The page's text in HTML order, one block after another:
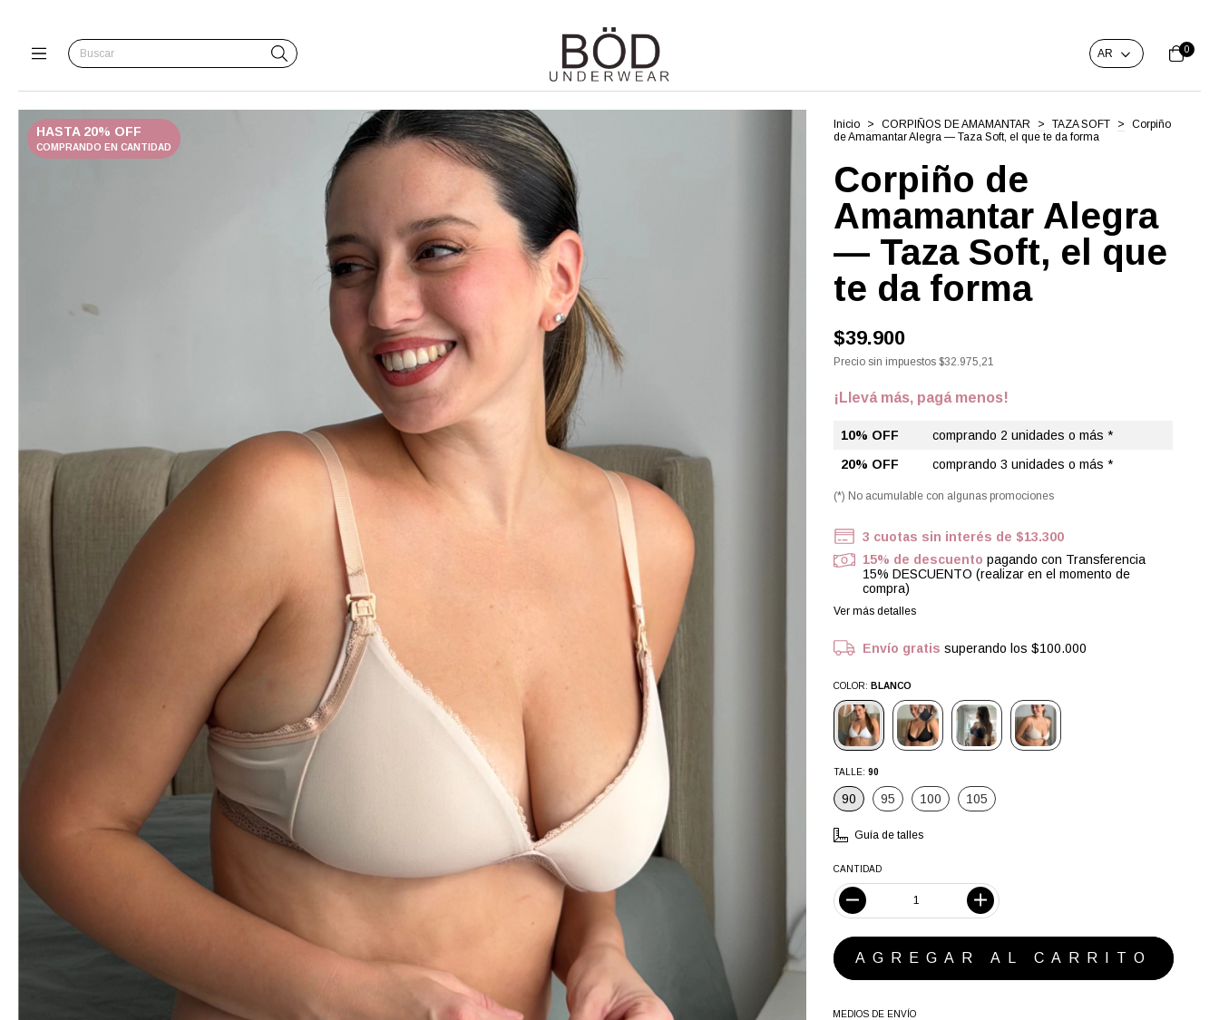
0
HASTA 20% OFF
COMPRANDO EN CANTIDAD
Inicio > CORPIÑOS DE AMAMANTAR > TAZA SOFT >
Corpiño
de Amamantar Alegra — Taza Soft, el que te da forma
Corpiño de
Amamantar Alegra
— Taza Soft, el que
te da forma
$39.900
Precio sin impuestos$32.975,21
¡Llevá más, pagá menos!
10% OFF
comprando 2 unidades o más *
20% OFF
comprando 3 unidades o más *
(*) No acumulable con algunas promociones
3 cuotas sin interés de $13.300
15% de descuento pagando con Transferencia
15% DESCUENTO (realizar en el momento de
compra)
Ver más detalles
Envío gratis superando los $100.000
COLOR: BLANCO
TALLE:90
90 95 100 105
Guía de talles
CANTIDAD
MEDIOS DE ENVÍO